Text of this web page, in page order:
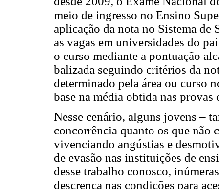
meio de ingresso no Ensino
aplicação da nota no Sistema de
as vagas em universidades do
o curso mediante a pontuação
balizada seguindo critérios da
determinado pela área ou curso
base na média obtida nas provas
Nesse cenário, alguns jovens –
concorrência quanto os que não
vivenciando angústias e
de evasão nas instituições de
desse trabalho conosco,
descrença nas condições para